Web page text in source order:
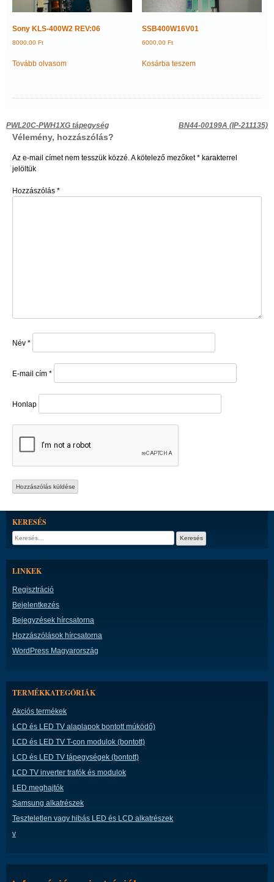
Sony KLS-400W2 REV:06
8000,00 Ft
Tovább olvasom
SSB400W16V01
6000,00 Ft
Kosárba teszem
Bejegyzés
navigáció
PWL20C-PWH1XG tápegység BN44-00199A (IP-211135)
Vélemény, hozzászólás?
Az e-mail címet nem tesszük közzé.A kötelező mezőket* karakterrel
jelöltük
Hozzászólás *
Név *
E-mail cím *
Honlap
KERESÉS
Keresés:
LINKEK
Regisztráció
Bejelentkezés
Bejegyzések hírcsatorna
Hozzászólások hírcsatorna
WordPress Magyarország
TERMÉKKATEGÓRIÁK
Akciós termékek
LCD és LED TV alaplapok bontott múködő)
LCD és LED TV T-con modulok (bontott)
LCD és LED TV tápegységek (bontott)
LCD TV inverter trafók és modulok
LED meghajtók
Samsung alkatrészek
Teszteletlen vagy hibás LED és LCD alkatrészek
v